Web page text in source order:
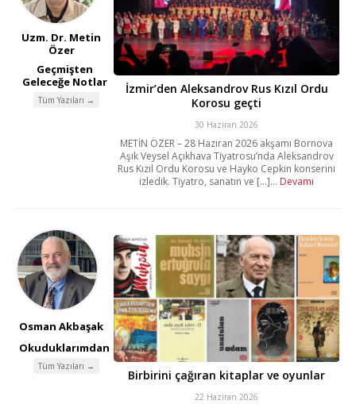
Uzm. Dr. Metin
Özer
Geçmişten
Geleceğe Notlar
Tüm Yazıları →
İzmir’den Aleksandrov Rus Kızıl Ordu
Korosu geçti
30 Haziran 2026
METİN ÖZER – 28 Haziran 2026 akşamı Bornova
Aşık Veysel Açıkhava Tiyatrosu’nda Aleksandrov
Rus Kızıl Ordu Korosu ve Hayko Cepkin konserini
izledik. Tiyatro, sanatın ve [...]... Devamı
Osman Akbaşak
Okuduklarımdan
Tüm Yazıları →
Birbirini çağıran kitaplar ve oyunlar
22 Haziran 2026